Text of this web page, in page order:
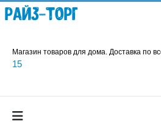
Райз-Торг
Магазин товаров для дома. Доставка по
15